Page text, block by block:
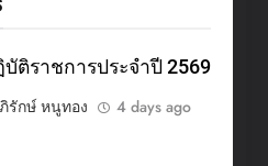
ติราชการประจำปี 2569
รักษ์ หนูทอง
4 days ago